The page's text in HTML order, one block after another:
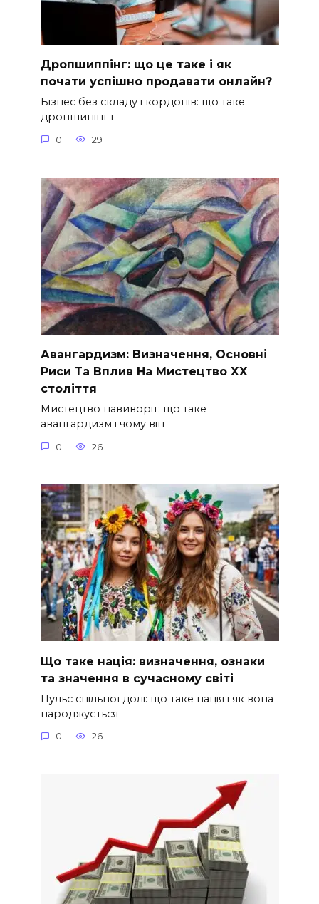
Дропшиппінг: що це таке і як
почати успішно продавати онлайн?
Бізнес без складу і кордонів: що таке
дропшипінг і
0 29
Авангардизм: Визначення, Основні
Риси Та Вплив На Мистецтво ХХ
століття
Мистецтво навиворіт: що таке
авангардизм і чому він
0 26
Що таке нація: визначення, ознаки
та значення в сучасному світі
Пульс спільної долі: що таке нація і як вона
народжується
0 26